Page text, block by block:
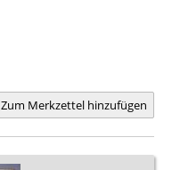
Zum Merkzettel hinzufügen